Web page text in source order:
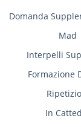
Domanda
Mad
Interpelli
Formazione
In